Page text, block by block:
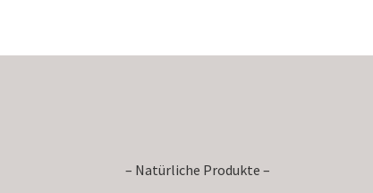
– Natürliche Produkte –